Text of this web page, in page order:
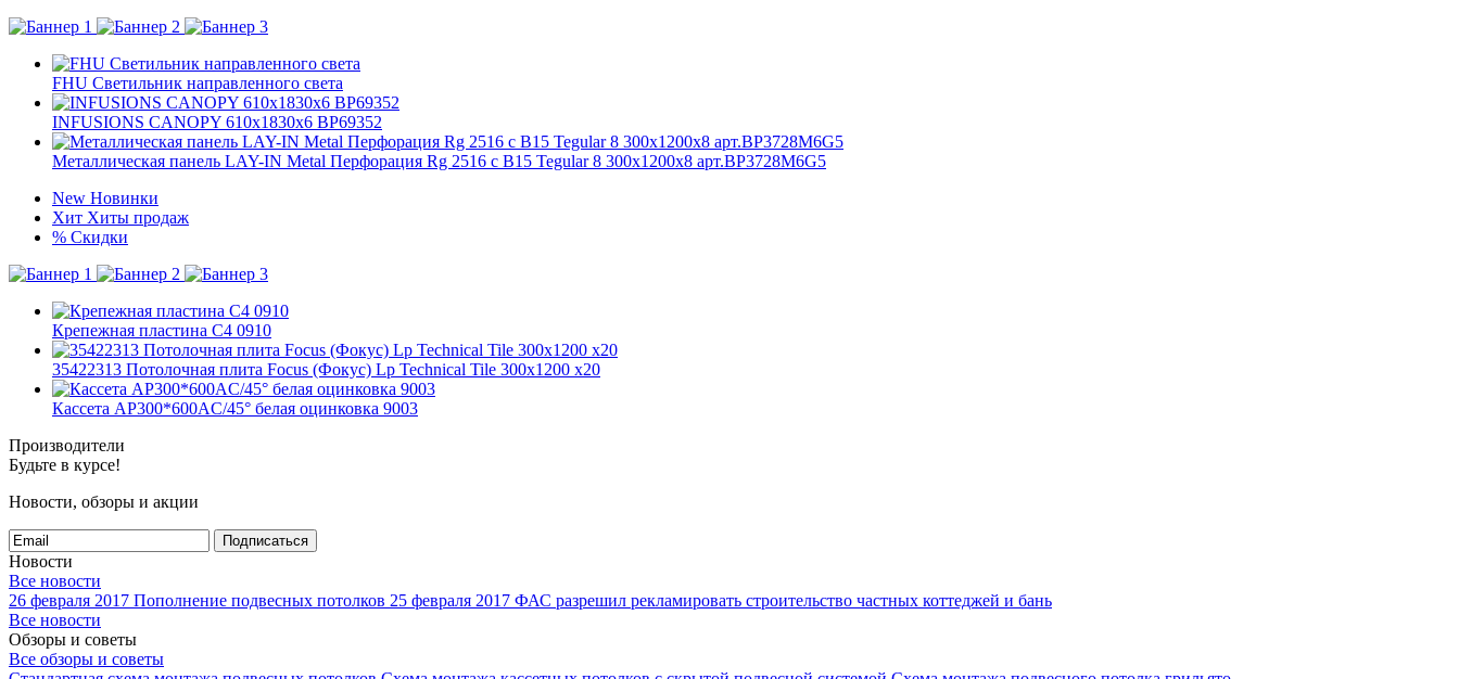
FHU Светильник направленного света
INFUSIONS CANOPY 610x1830x6 BP69352
Металлическая панель LAY-IN Metal Перфорация Rg 2516 с В15 Tegular 8 300x1200x8 арт.BP3728M6G5
New Новинки
Хит Хиты продаж
% Скидки
Крепежная пластина C4 0910
35422313 Потолочная плита Focus (Фокус) Lp Technical Tile 300x1200 x20
Кассета AP300*600AC/45° белая оцинковка 9003
Производители
Будьте в курсе!
Новости, обзоры и акции
Подписаться
Новости
Все новости
26 февраля 2017 Пополнение подвесных потолков 25 февраля 2017 ФАС разрешил рекламировать строительство частных коттеджей и бань
Все новости
Обзоры и советы
Все обзоры и советы